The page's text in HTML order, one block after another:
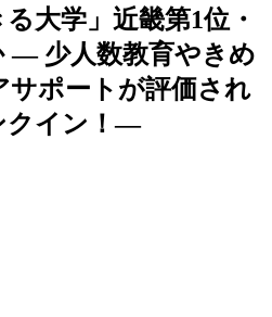
大学」近畿第1位・
― 少人数教育やきめ
ポートが評価され
クイン！―